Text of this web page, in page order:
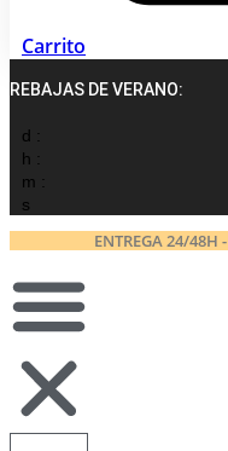
Carrito
REBAJAS DE VERANO:
d :
h :
m :
s
ENTREGA 24/48H -